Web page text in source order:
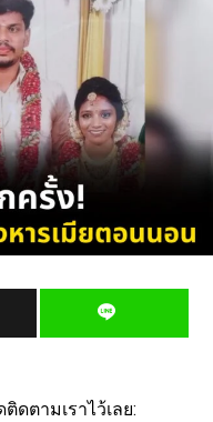
ตามเราไว้เลย: